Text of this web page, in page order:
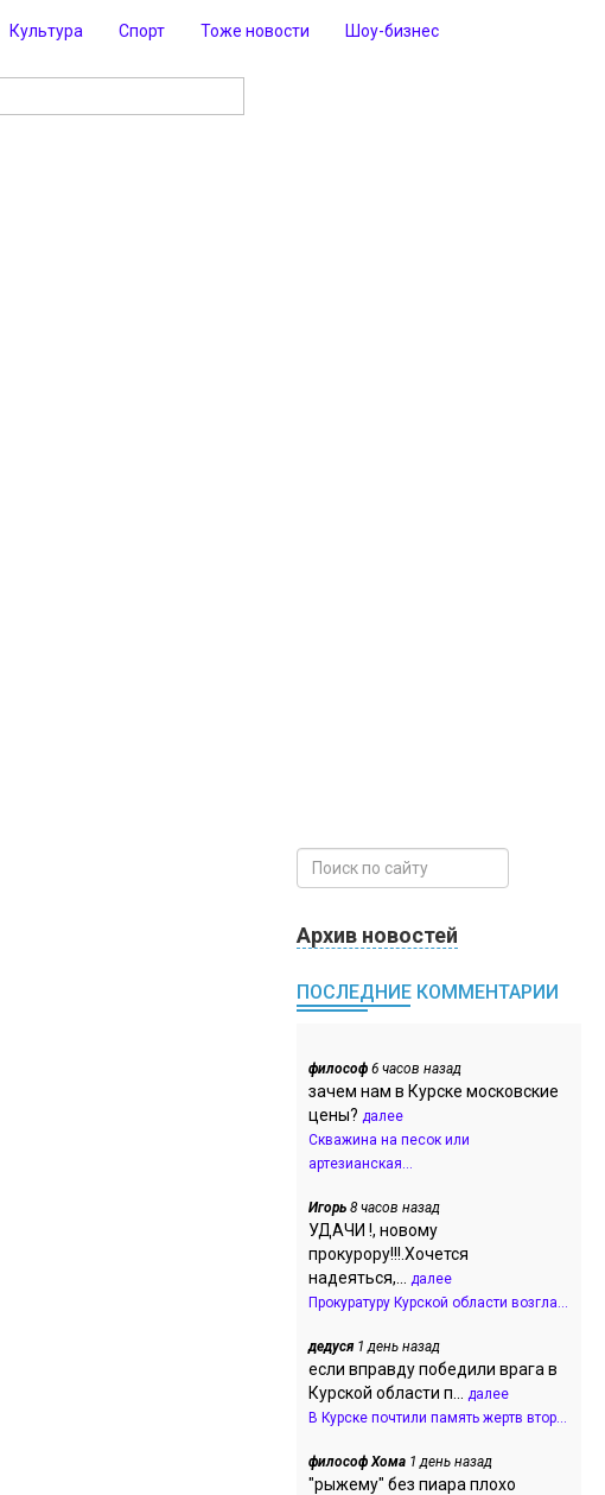
Культура Спорт Тоже новости Шоу-бизнес
Архив новостей
ПОСЛЕДНИЕ КОММЕНТАРИИ
философ 6 часов назад
зачем нам в Курске московские
цены? далее
Скважина на песок или
артезианская...
Игорь 8 часов назад
УДАЧИ !, новому
прокурору!!!.Хочется
надеяться,... далее
Прокуратуру Курской области возгла...
дедуся1 день назад
если вправду победили врага в
Курской области п... далее
В Курске почтили память жертв втор...
философ Хома 1 день назад
"рыжему" без пиара плохо